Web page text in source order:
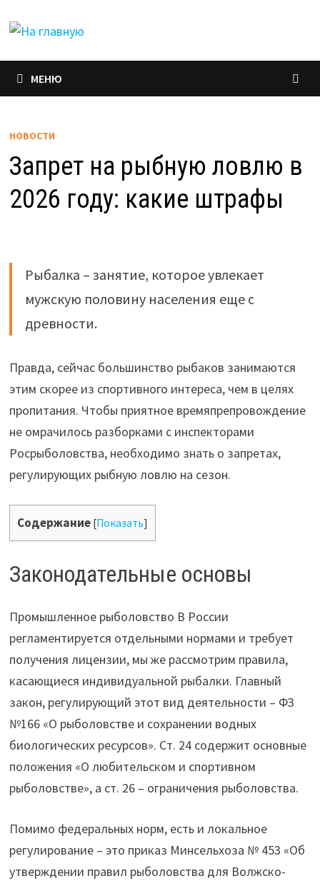
МЕНЮ
НОВОСТИ
Запрет на рыбную ловлю в
2026 году: какие штрафы
Рыбалка – занятие, которое увлекает
мужскую половину населения еще с
древности.
Правда, сейчас большинство рыбаков занимаются
этим скорее из спортивного интереса, чем в целях
пропитания. Чтобы приятное времяпрепровождение
не омрачилось разборками с инспекторами
Росрыболовства, необходимо знать о запретах,
регулирующих рыбную ловлю на сезон.
Содержание [Показать]
Законодательные основы
Промышленное рыболовство В России
регламентируется отдельными нормами и требует
получения лицензии, мы же рассмотрим правила,
касающиеся индивидуальной рыбалки. Главный
закон, регулирующий этот вид деятельности – ФЗ
№166 «О рыболовстве и сохранении водных
биологических ресурсов». Ст. 24 содержит основные
положения «О любительском и спортивном
рыболовстве», а ст. 26 – ограничения рыболовства.
Помимо федеральных норм, есть и локальное
регулирование – это приказ Минсельхоза № 453 «Об
утверждении правил рыболовства для Волжско-